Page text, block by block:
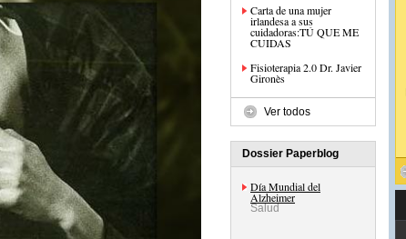
Carta de una mujer
irlandesa a sus
cuidadoras:TÚ QUE ME
CUIDAS
Fisioterapia 2.0 Dr. Javier
Gironès
Ver todos
Dossier Paperblog
Día Mundial del
Alzheimer
Salud